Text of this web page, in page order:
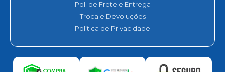
Pol. de Frete e Entrega
Troca e Devoluções
Política de Privacidade